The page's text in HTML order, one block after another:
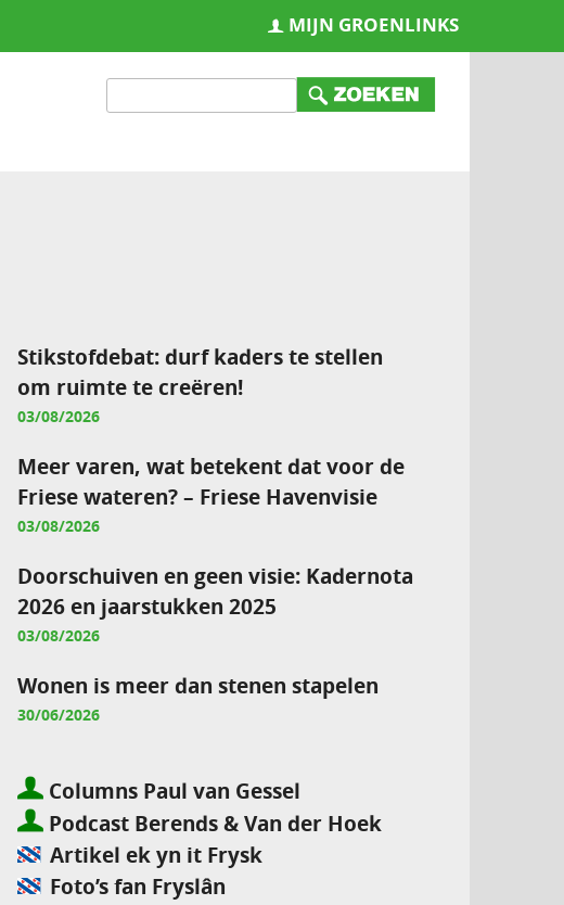
MIJN GROENLINKS
Stikstofdebat: durf kaders te stellen
om ruimte te creëren!
03/08/2026
Meer varen, wat betekent dat voor de
Friese wateren? – Friese Havenvisie
03/08/2026
Doorschuiven en geen visie: Kadernota
2026 en jaarstukken 2025
03/08/2026
Wonen is meer dan stenen stapelen
30/06/2026
Columns Paul van Gessel
Podcast Berends & Van der Hoek
Artikel ek yn it Frysk
Foto’s fan Fryslân